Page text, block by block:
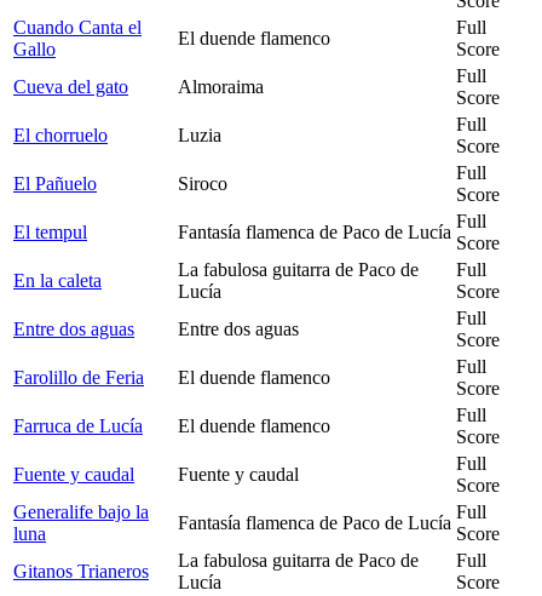
Cuando Canta el
Gallo
El duende flamenco
Full
Score
Cueva del gato
Almoraima
Full
Score
El chorruelo
Luzia
Full
Score
El Pañuelo
Siroco
Full
Score
El tempul
Fantasía flamenca de Paco de Lucía
Full
Score
En la caleta
La fabulosa guitarra de Paco de
Lucía
Full
Score
Entre dos aguas
Entre dos aguas
Full
Score
Farolillo de Feria
El duende flamenco
Full
Score
Farruca de Lucía
El duende flamenco
Full
Score
Fuente y caudal
Fuente y caudal
Full
Score
Generalife bajo la
luna
Fantasía flamenca de Paco de Lucía
Full
Score
Gitanos Trianeros
La fabulosa guitarra de Paco de
Lucía
Full
Score